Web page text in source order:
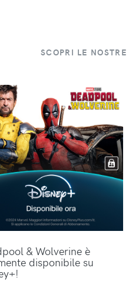
SCOPRI LE
& Wolverine è
disponibile su